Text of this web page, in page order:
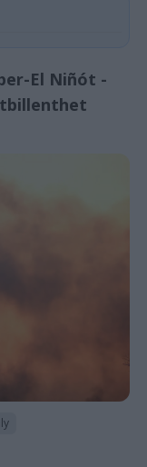
El Niñót -